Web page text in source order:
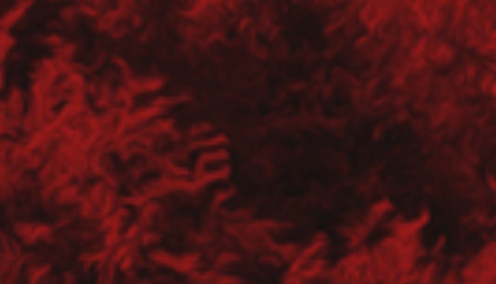
2026
i 10-lecie TERGON
(K/M)
TERGON